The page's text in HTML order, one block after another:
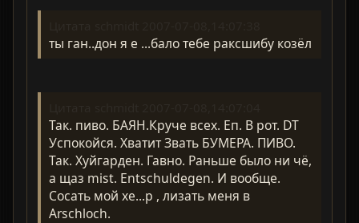
ты ган..дон я е ...бало тебе раксшибу козёл
Так. пиво. БАЯН.Круче всех. Еп. В рот. DT
Успокойся. Хватит Звать БУМЕРА. ПИВО.
Так. Хуйгарден. Гавно. Раньше было ни чё,
а щаз mist. Entschuldegen. И вообще.
Сосать мой хе...р , лизать меня в
Arschloch.